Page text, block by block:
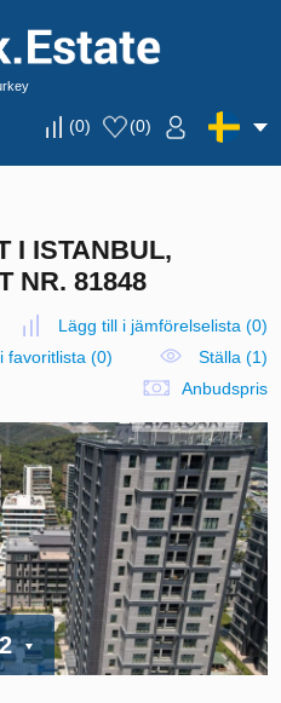
(0) (0)
I ISTANBUL,
NR. 81848
Lägg till i jämförelselista (0)
favoritlista (0)
Ställa (1)
Anbudspris